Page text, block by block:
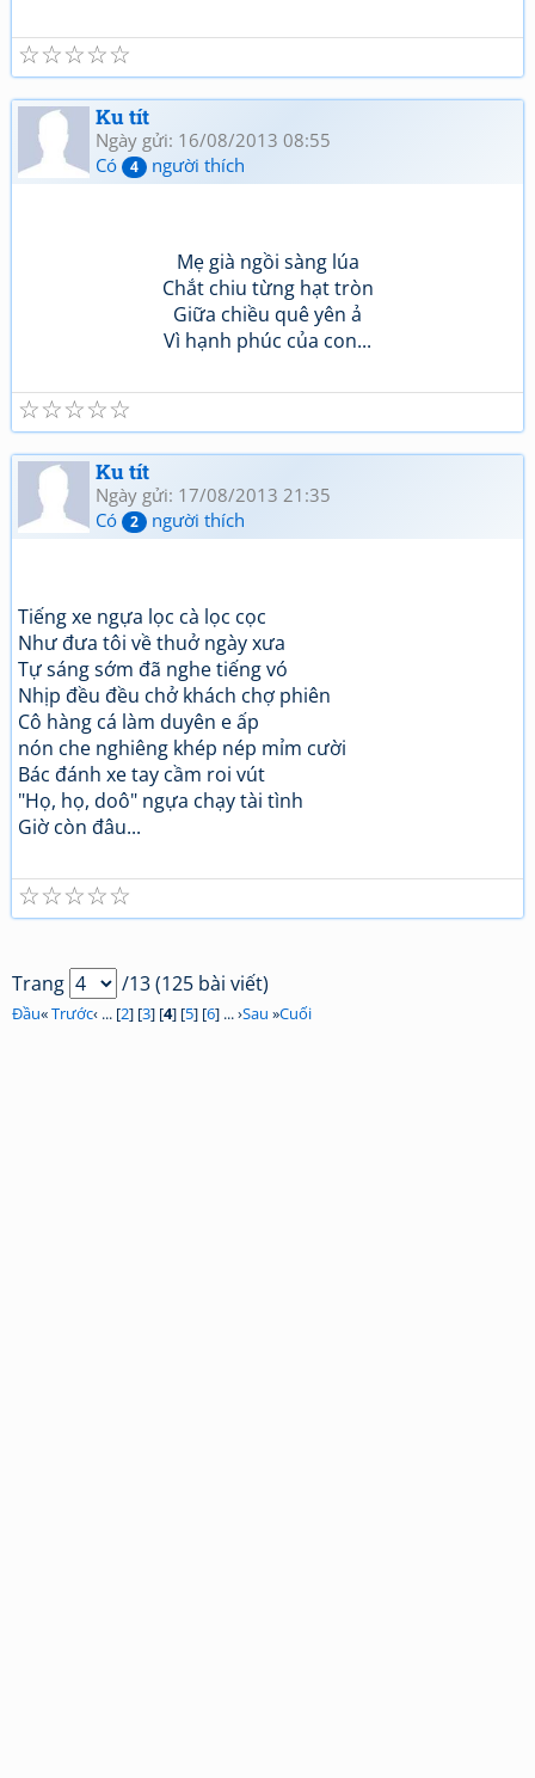
☆
☆
☆
☆
☆
Ku tít
Ngày gửi: 16/08/2013 08:55
Có
4 người thích
Mẹ già ngồi sàng lúa
Chắt chiu từng hạt tròn
Giữa chiều quê yên ả
Vì hạnh phúc của con...
☆
☆
☆
☆
☆
Ku tít
Ngày gửi: 17/08/2013 21:35
Có
2 người thích
Tiếng xe ngựa lọc cà lọc cọc
Như đưa tôi về thuở ngày xưa
Tự sáng sớm đã nghe tiếng vó
Nhịp đều đều chở khách chợ phiên
Cô hàng cá làm duyên e ấp
nón che nghiêng khép nép mỉm cười
Bác đánh xe tay cầm roi vút
"Họ, họ, doô" ngựa chạy tài tình
Giờ còn đâu...
☆
☆
☆
☆
☆
Trang /13 (125 bài viết)
Đầu«Trước‹ ... [2] [3] [4] [5] [6] ... ›Sau »Cuối